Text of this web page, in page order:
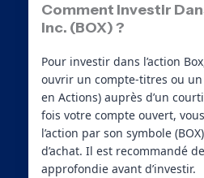
Comment Investir
Inc. (BOX) ?
Pour investir dans l’action
ouvrir un compte-titres ou un
en Actions) auprès d’un
fois votre compte ouvert,
l’action par son symbole
d’achat. Il est recommandé
approfondie avant d’investir.